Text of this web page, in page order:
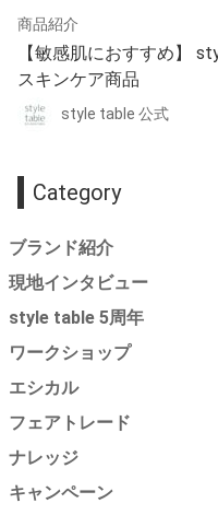
商品紹介
【敏感肌におすすめ】
スキンケア商品
style table 公式
Category
ブランド紹介
現地インタビュー
style table 5周年
ワークショップ
エシカル
フェアトレード
ナレッジ
キャンペーン